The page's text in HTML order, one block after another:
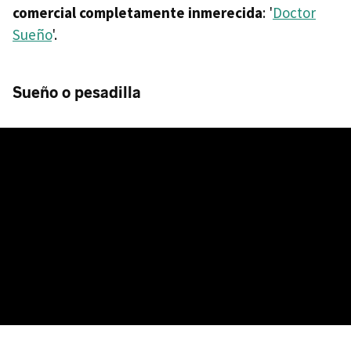
comercial completamente inmerecida: 'Doctor
Sueño'.
Sueño o pesadilla